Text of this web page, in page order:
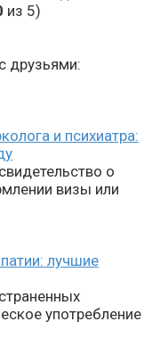
из 5)
друзьями:
и психиатра:
о
визы или
лучшие
употребление